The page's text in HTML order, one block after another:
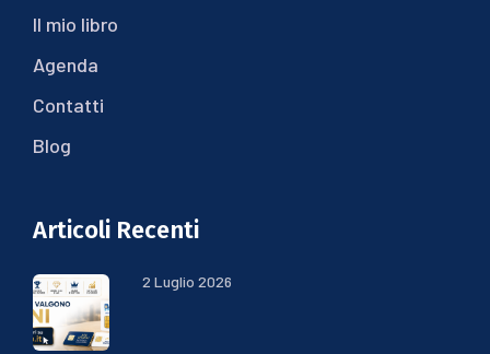
Il mio libro
Agenda
Contatti
Blog
Articoli Recenti
2 Luglio 2026